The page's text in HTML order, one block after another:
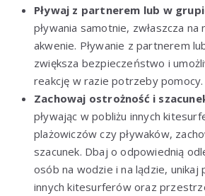
Pływaj z partnerem lub w
pływania samotnie, zwłaszcza na
akwenie. Pływanie z partnerem
zwiększa bezpieczeństwo i
reakcję w razie potrzeby pomocy.
Zachowaj ostrożność i
pływając w pobliżu innych
plażowiczów czy pływaków,
szacunek. Dbaj o odpowiednią
osób na wodzie i na lądzie, unikaj
innych kitesurferów oraz